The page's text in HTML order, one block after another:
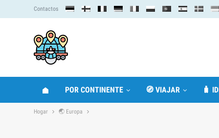
Contactos
POR CONTINENTE 🧭 VIAJAR 🧳
Hogar 🌏 Europa